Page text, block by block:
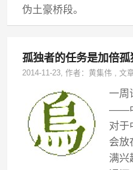
伪土豪桥段。
孤独者的任务是加倍孤
2014-11-23, 作者：黄集伟 ,文
一周
——
对于
会放
满兴